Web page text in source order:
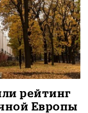
рейтинг
Европы